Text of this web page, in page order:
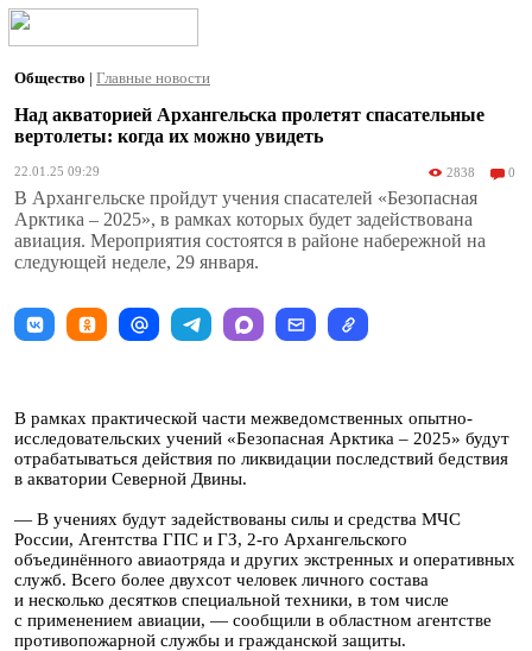
Общество | Главные новости
Над акваторией Архангельска пролетят спасательные
вертолеты: когда их можно увидеть
22.01.25 09:29 2838 0
В Архангельске пройдут учения спасателей «Безопасная
Арктика – 2025», в рамках которых будет задействована
авиация. Мероприятия состоятся в районе набережной на
следующей неделе, 29 января.
В рамках практической части межведомственных опытно-
исследовательских учений «Безопасная Арктика – 2025» будут
отрабатываться действия по ликвидации последствий бедствия
в акватории Северной Двины.
— В учениях будут задействованы силы и средства МЧС
России, Агентства ГПС и ГЗ, 2-го Архангельского
объединённого авиаотряда и других экстренных и оперативных
служб. Всего более двухсот человек личного состава
и несколько десятков специальной техники, в том числе
с применением авиации, — сообщили в областном агентстве
противопожарной службы и гражданской защиты.